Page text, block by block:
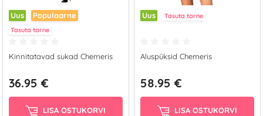
Uus Populaarne
Tasuta tarne
Kinnitatavad sukad Chemeris
36.95 €
LISA OSTUKORVI
Uus Tasuta tarne
Aluspüksid Chemeris
58.95 €
LISA OSTUKORVI